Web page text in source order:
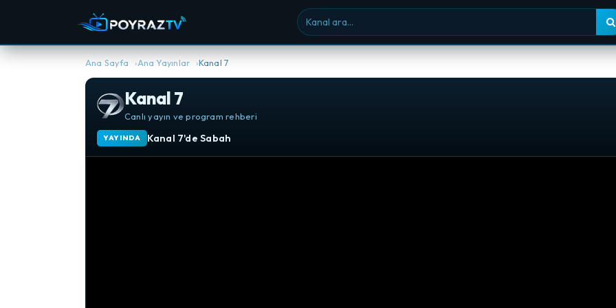
Kanal ara
Ana Sayfa Ana Yayınlar Kanal 7
Kanal 7
Canlı yayın ve program rehberi
YAYINDA Kanal 7'de Sabah